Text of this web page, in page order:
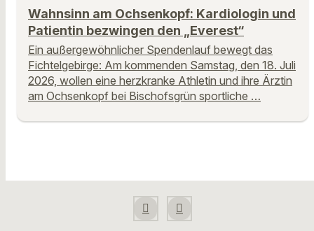
Wahnsinn am Ochsenkopf: Kardiologin und
Patientin bezwingen den „Everest“
Ein außergewöhnlicher Spendenlauf bewegt das
Fichtelgebirge: Am kommenden Samstag, den 18. Juli
2026, wollen eine herzkranke Athletin und ihre Ärztin
am Ochsenkopf bei Bischofsgrün sportliche …